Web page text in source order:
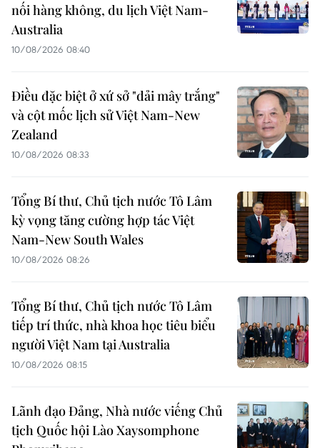
nối hàng không, du lịch Việt Nam-
Australia
10/08/2026 08:40
Điều đặc biệt ở xứ sở "dải mây trắng"
và cột mốc lịch sử Việt Nam-New
Zealand
10/08/2026 08:33
Tổng Bí thư, Chủ tịch nước Tô Lâm
kỳ vọng tăng cường hợp tác Việt
Nam-New South Wales
10/08/2026 08:26
Tổng Bí thư, Chủ tịch nước Tô Lâm
tiếp trí thức, nhà khoa học tiêu biểu
người Việt Nam tại Australia
10/08/2026 08:15
Lãnh đạo Đảng, Nhà nước viếng Chủ
tịch Quốc hội Lào Xaysomphone